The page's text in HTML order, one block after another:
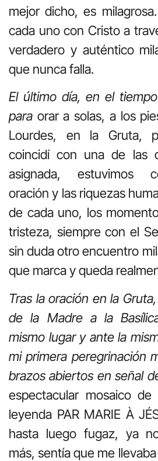
mejor dicho, es
cada uno con Cristo a
verdadero y auténtico
que nunca falla.
El último día, en el
para orar a solas, a los
Lourdes, en la Gruta,
coincidí con una de las
asignada, estuvimos
oración y las riquezas
de cada uno, los
tristeza, siempre con el
sin duda otro encuentro
que marca y queda
Tras la oración en la
de la Madre a la
mismo lugar y ante la
mi primera peregrinación
brazos abiertos en señal
espectacular mosaico
leyenda PAR MARIE À
hasta luego fugaz, ya
más, sentía que me